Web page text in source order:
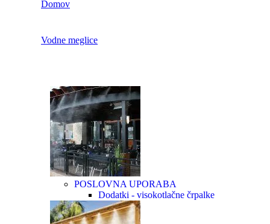
Domov
Vodne meglice
POSLOVNA UPORABA
Dodatki - visokotlačne črpalke